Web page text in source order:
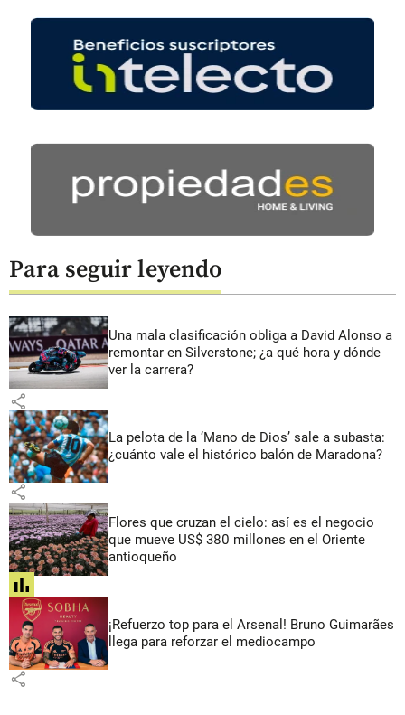
Para seguir leyendo
Una mala clasificación obliga a David Alonso a
remontar en Silverstone; ¿a qué hora y dónde
ver la carrera?
share
La pelota de la ‘Mano de Dios’ sale a subasta:
¿cuánto vale el histórico balón de Maradona?
share
Flores que cruzan el cielo: así es el negocio
que mueve US$ 380 millones en el Oriente
antioqueño
share
¡Refuerzo top para el Arsenal! Bruno Guimarães
llega para reforzar el mediocampo
share